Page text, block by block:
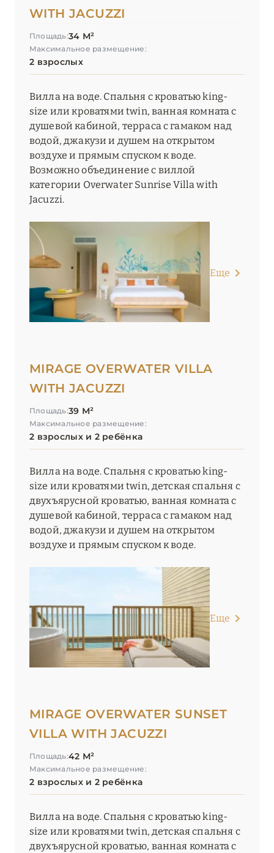
WITH JACUZZI
Площадь:34 М²
Максимальное размещение:
2 взрослых
Вилла на воде. Спальня с кроватью king-
size или кроватями twin, ванная комната с
душевой кабиной, терраса с гамаком над
водой, джакузи и душем на открытом
воздухе и прямым спуском к воде.
Возможно объединение с виллой
категории Overwater Sunrise Villa with
Jacuzzi.
Еще
MIRAGE OVERWATER VILLA
WITH JACUZZI
Площадь:39 М²
Максимальное размещение:
2 взрослых и 2 ребёнка
Вилла на воде. Спальня с кроватью king-
size или кроватями twin, детская спальня с
двухъярусной кроватью, ванная комната с
душевой кабиной, терраса с гамаком над
водой, джакузи и душем на открытом
воздухе и прямым спуском к воде.
Еще
MIRAGE OVERWATER SUNSET
VILLA WITH JACUZZI
Площадь:42 М²
Максимальное размещение:
2 взрослых и 2 ребёнка
Вилла на воде. Спальня с кроватью king-
size или кроватями twin, детская спальня с
двухъярусной кроватью, ванная комната с